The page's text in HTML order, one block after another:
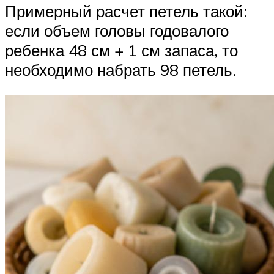
Примерный расчет петель такой:
если объем головы годовалого
ребенка 48 см + 1 см запаса, то
необходимо набрать 98 петель.